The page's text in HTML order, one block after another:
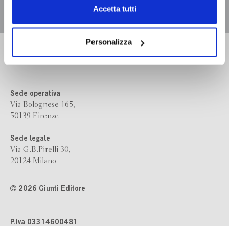
Chiudendo il banner tramite la “X” prosegui la
dei soli cookie tecnici. Selezionando “Accetta tutti” presti
il tuo consenso alla profilazione che potrai revocare in
ogni momentoRevoca
Accetta tutti
Personalizza
Sede operativa
Via Bolognese 165,
50139 Firenze
Sede legale
Via G.B.Pirelli 30,
20124 Milano
2026 Giunti Editore
P.Iva 03314600481